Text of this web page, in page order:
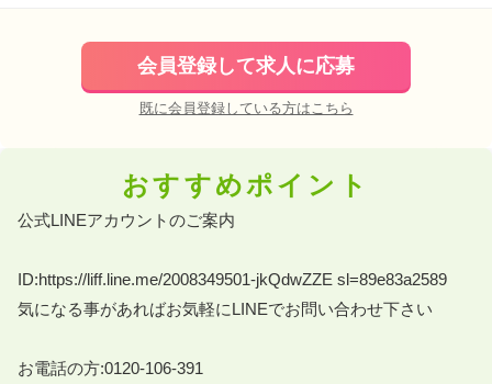
会員登録して求人に応募
既に会員登録している方はこちら
おすすめポイント
公式LINEアカウントのご案内
ID:https://liff.line.me/2008349501-jkQdwZZE sl=89e83a2589
気になる事があればお気軽にLINEでお問い合わせ下さい
お電話の方:0120-106-391